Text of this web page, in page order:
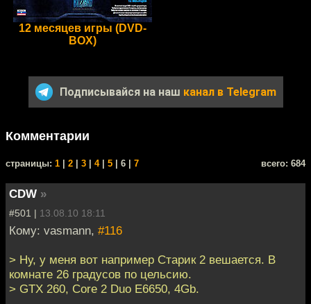
12 месяцев игры (DVD-
BOX)
Подписывайся на наш канал в Telegram
Комментарии
cтраницы: 1 2 3 4| 5 | 6 | 7 всего: 684
CDW »
#501 | 13.08.10 18:11
Кому: vasmann, #116
> Ну, у меня вот например Старик 2 вешается. В
комнате 26 градусов по цельсию.
> GTX 260, Core 2 Duo E6650, 4Gb.